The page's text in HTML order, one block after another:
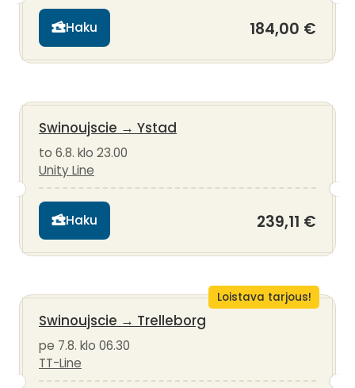
Haku 184,00 €
Swinoujscie → Ystad
to 6.8. klo 23.00
Unity Line
Haku 239,11 €
Loistava tarjous!
Swinoujscie → Trelleborg
pe 7.8. klo 06.30
TT-Line